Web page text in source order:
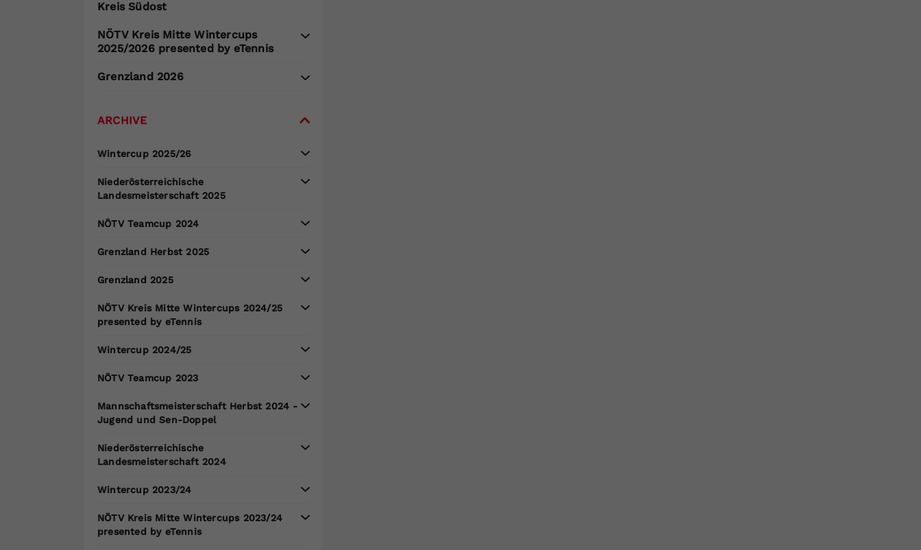
Kreis Südost
NÖTV Kreis Mitte Wintercups
2025/2026 presented by eTennis
Grenzland 2026
ARCHIVE
Wintercup 2025/26
Niederösterreichische
Landesmeisterschaft 2025
NÖTV Teamcup 2024
Grenzland Herbst 2025
Grenzland 2025
NÖTV Kreis Mitte Wintercups 2024/25
presented by eTennis
Wintercup 2024/25
NÖTV Teamcup 2023
Mannschaftsmeisterschaft Herbst 2024 -
Jugend und Sen-Doppel
Niederösterreichische
Landesmeisterschaft 2024
Wintercup 2023/24
NÖTV Kreis Mitte Wintercups 2023/24
presented by eTennis